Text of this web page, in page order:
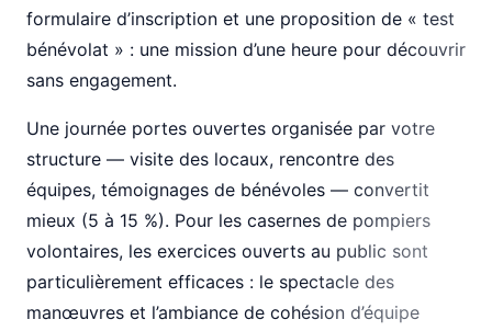
formulaire d’inscription et une proposition de « test
bénévolat » : une mission d’une heure pour découvrir
sans engagement.
Une journée portes ouvertes organisée par votre
structure — visite des locaux, rencontre des
équipes, témoignages de bénévoles — convertit
mieux (5 à 15 %). Pour les casernes de pompiers
volontaires, les exercices ouverts au public sont
particulièrement efficaces : le spectacle des
manœuvres et l’ambiance de cohésion d’équipe